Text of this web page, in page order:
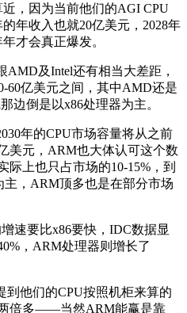
，因为当前他们的AGI CPU
年收入也就20亿美元，2028年
才会真正爆发。
及Intel还有相当大差距，
60亿美元之间，其中AMD还是
边倒是以x86处理器为主。
年的CPU市场容量将从之前
美元，ARM也大体认可这个数
际上也只占市场的10-15%，到
，ARM顶多也是在部分市场
速要比x86要快，IDC数据显
，ARM处理器则增长了
到他们的CPU按照机柜来算的
倍多——当然ARM能赢是靠